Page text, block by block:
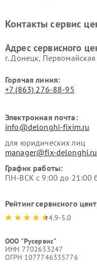
DeLonghi
Контакты сервис
Адрес сервисного
г. Донецк, Первомайская
Горячая линия:
+7 (863) 276-88-95
Электронная почта:
info@delonghi-fixim.ru
для юридических лиц
manager@fix-delonghi.ru
График работы:
ПН-ВСК с 9:00 до 21:00
Рейтинг сервисного
4.9-5.0
ООО "Русервис"
ИНН 7702633247
ОГРН 1077746335776